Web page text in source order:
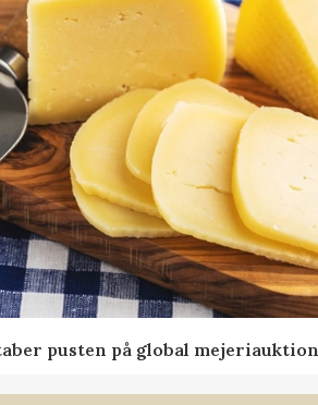
pusten på global mejeriauktion